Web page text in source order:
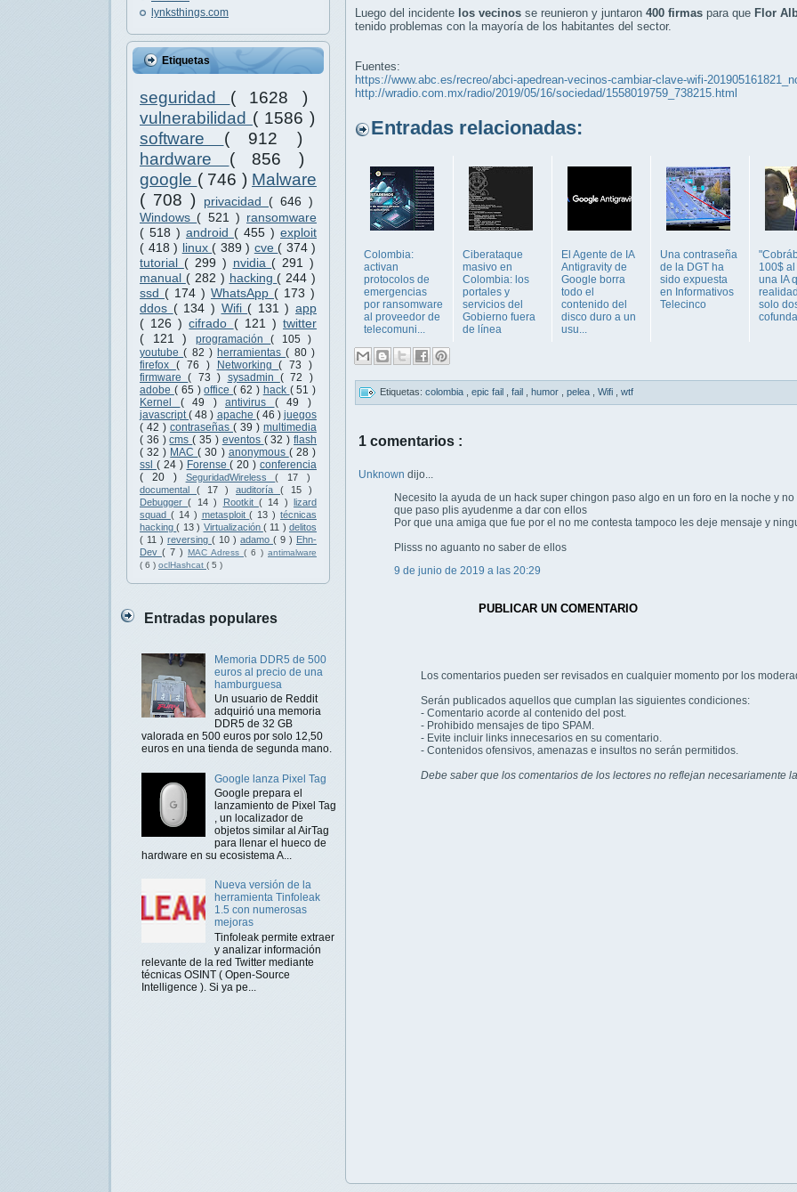
lynksthings.com
Etiquetas
seguridad ( 1628 )
vulnerabilidad ( 1586 )
software ( 912 )
hardware ( 856 )
google ( 746 ) Malware
( 708 )
privacidad ( 646 )
Windows ( 521 ) ransomware
( 518 ) android ( 455 ) exploit
( 418 ) linux ( 389 ) cve ( 374 )
tutorial ( 299 ) nvidia ( 291 )
manual ( 282 ) hacking ( 244 )
ssd ( 174 ) WhatsApp ( 173 )
ddos ( 134 ) Wifi ( 131 ) app
( 126 )cifrado ( 121 )twitter
( 121 ) programación( 105 )
youtube( 82 ) herramientas( 80 )
firefox ( 76 ) Networking( 73 )
firmware( 73 ) sysadmin ( 72 )
adobe ( 65 )office( 62 ) hack ( 51 )
Kernel ( 49 ) antivirus ( 49 )
javascript( 48 ) apache ( 46 ) juegos
( 42 ) contraseñas ( 39 ) multimedia
( 36 )cms( 35 ) eventos ( 32 )flash
( 32 ) MAC( 30 ) anonymous ( 28 )
ssl ( 24 ) Forense( 20 ) conferencia
( 20 )
SeguridadWireless( 17 )
documental ( 17 ) auditoría ( 15 )
Debugger( 14 ) Rootkit ( 14 ) lizard
squad ( 14 ) metasploit( 13 ) técnicas
hacking( 13 ) Virtualización ( 11 ) delitos
( 11 ) reversing ( 10 ) adamo ( 9 ) Ehn-
Dev ( 7 ) MAC Adress ( 6 ) antimalware
( 6 ) oclHashcat ( 5 )
Entradas populares
Memoria DDR5 de 500
euros al precio de una
hamburguesa
Un usuario de Reddit
adquirió una memoria
DDR5 de 32 GB
valorada en 500 euros por solo 12,50
euros en una tienda de segunda mano.
Google lanza Pixel Tag
Google prepara el
lanzamiento de Pixel Tag
, un localizador de
objetos similar al AirTag
para llenar el hueco de
hardware en su ecosistema A...
Nueva versión de la
herramienta Tinfoleak
1.5 con numerosas
mejoras
Tinfoleak permite extraer
y analizar información
relevante de la red Twitter mediante
técnicas OSINT ( Open-Source
Intelligence ). Si ya pe...
Luego del incidente los vecinos se reunieron y juntaron 400 firmas para que Flor
tenido problemas con la mayoría de los habitantes del sector.
Fuentes:
https://www.abc.es/recreo/abci-apedrean-vecinos-cambiar-clave-wifi-
http://wradio.com.mx/radio/2019/05/16/sociedad/1558019759_738215.html
Entradas relacionadas:
Colombia:
activan
protocolos de
emergencias
por ransomware
al proveedor de
telecomuni...
Ciberataque
masivo en
Colombia: los
portales y
servicios del
Gobierno fuera
de línea
El Agente de IA
Antigravity de
Google borra
todo el
contenido del
disco duro a un
usu...
Una contraseña
de la DGT ha
sido expuesta
en Informativos
Telecinco
100$
una IA
solo
Etiquetas: colombia epic fail fail humor pelea Wifi wtf
1 comentarios :
Unknown dijo...
Necesito la ayuda de un hack super chingon paso algo en un foro en la noche y
que paso plis ayudenme a dar con ellos
Por que una amiga que fue por el no me contesta tampoco les deje mensaje y
Plisss no aguanto no saber de ellos
9 de junio de 2019 a las 20:29
PUBLICAR UN COMENTARIO
Los comentarios pueden ser revisados en cualquier momento por los
Serán publicados aquellos que cumplan las siguientes condiciones:
- Comentario acorde al contenido del post.
- Prohibido mensajes de tipo SPAM.
- Evite incluir links innecesarios en su comentario.
- Contenidos ofensivos, amenazas e insultos no serán permitidos.
Debe saber que los comentarios de los lectores no reflejan necesariamente